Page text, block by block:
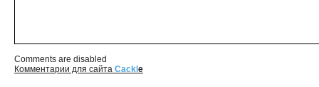
Comments are disabled
Комментарии для сайта Cackl e